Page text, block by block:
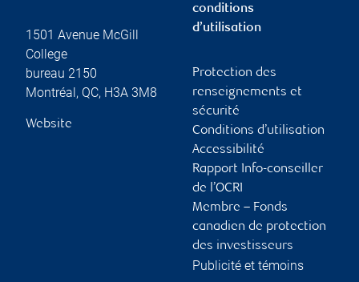
1501 Avenue McGill
College
bureau 2150
Montréal , QC, H3A 3M8
Website
conditions
d’utilisation
Protection des
renseignements et
sécurité
Conditions d’utilisation
Accessibilité
Rapport Info-conseiller
de l’OCRI
Membre – Fonds
canadien de protection
des investisseurs
Publicité et témoins